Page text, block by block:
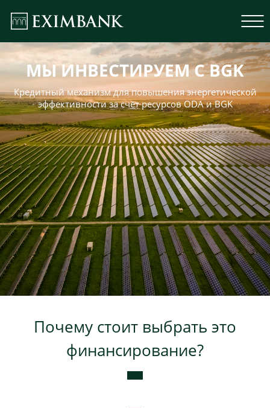
Потребительские кредиты
Ипотечные кредиты
МЫ ИНВЕСТИРУЕМ С BGK
Кредитный механизм для повышения энергетической
эффективности за счёт ресурсов ODA и BGK
Почему стоит выбрать это
финансирование?